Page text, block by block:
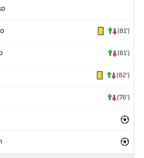
(81')
(61')
(82')
(76')